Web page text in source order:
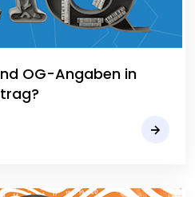
OG-Angaben in